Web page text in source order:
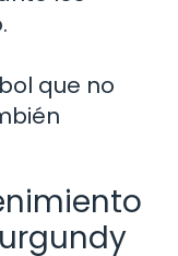
que no